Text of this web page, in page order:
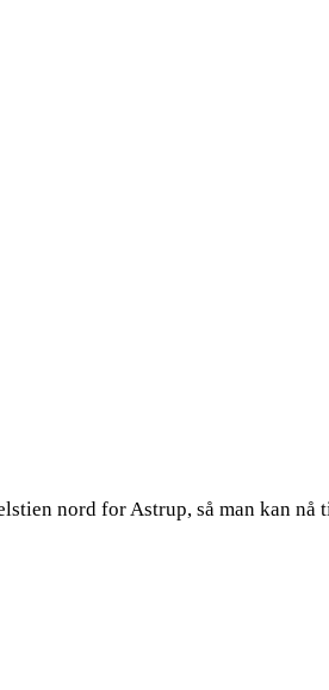
nord for Astrup, så man kan